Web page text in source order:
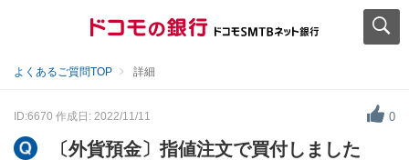
よくあるご質問TOP 詳細
ID:6670 作成日: 2022/11/11 0
〔外貨預金〕指値注文で買付しました